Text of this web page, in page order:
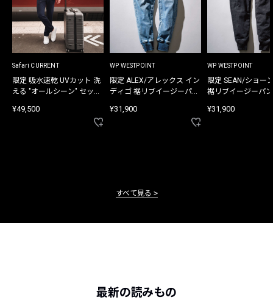
Safari CURRENT
限定 吸水速乾 UVカット 洗
える "オールシーン" セット
¥49,500
WP WESTPOINT
限定 ALEX/アレックス イン
ディゴ 裾リブイージーパン
¥31,900
WP WESTPOINT
限定 SEAN/ショー
裾リブイージーパ
¥31,900
すべて見る
最新の読みもの